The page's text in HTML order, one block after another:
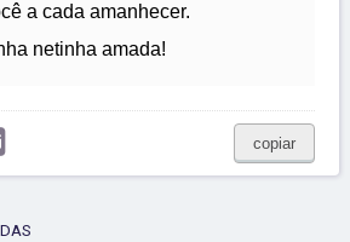
a cada amanhecer.
netinha amada!
copiar